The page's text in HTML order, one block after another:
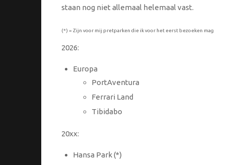
staan nog niet allemaal helemaal vast.
(*) = Zijn voor mij pretparken die ik voor het eerst bezoeken mag
2026:
Europa
PortAventura
Ferrari Land
Tibidabo
20xx:
Hansa Park (*)